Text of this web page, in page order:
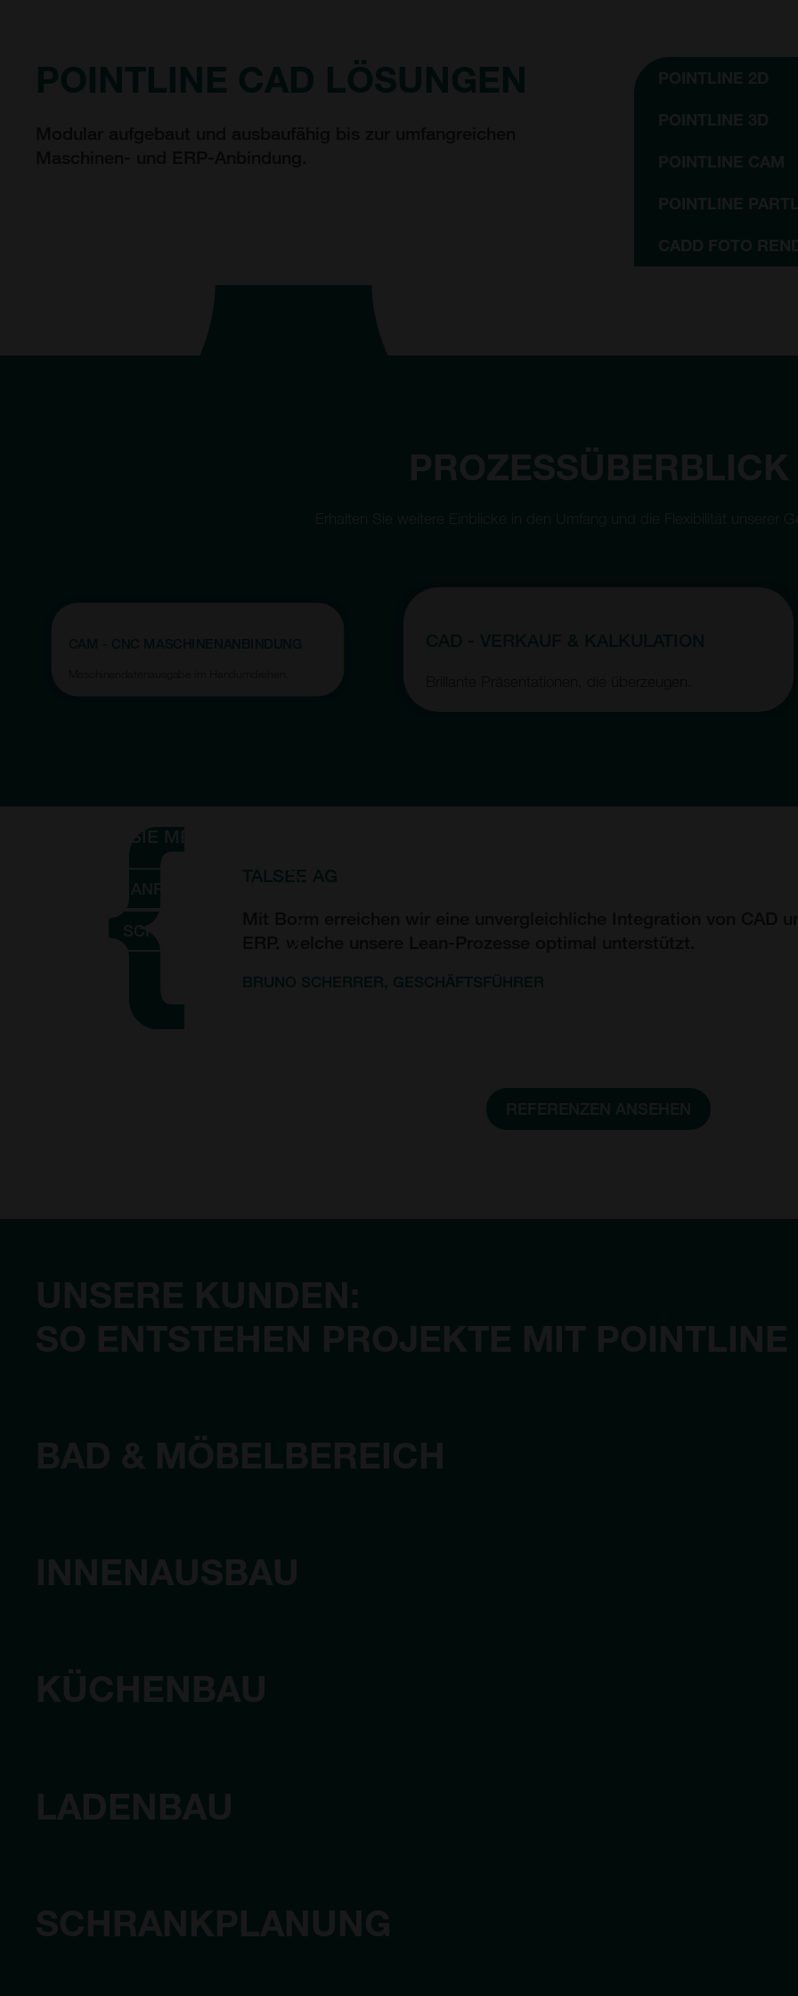
POINTLINE CAD LÖSUNGEN POINTLINE 2D
POINTLINE 3D
POINTLINE CAM
POINTLINE
CADD FOTO
PROZESSÜBERBLICK
Erhalten Sie weitere Einblicke in den Umfang und die Flexibilität unserer
MÖCHTEN SIE MEHR WISSEN?
ANRUFEN
SCHREIBEN
TALSEE AG
BRUNO SCHERRER, GESCHÄFTSFÜHRER
REFERENZEN ANSEHEN
UNSERE KUNDEN:
SO ENTSTEHEN PROJEKTE MIT
BAD & MÖBELBEREICH
INNENAUSBAU
KÜCHENBAU
LADENBAU
SCHRANKPLANUNG